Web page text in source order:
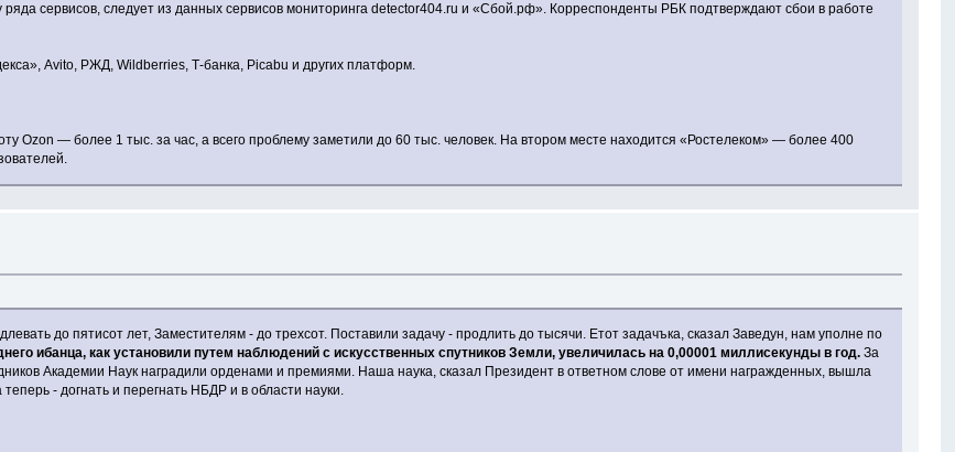
сервисов, следует из данных сервисов мониторинга detector404.ru и «Сбой.рф». Корреспонденты РБК подтверждают сбои в работе
Avito, РЖД, Wildberries, Т-банка, Picabu и других платформ.
Ozon — более 1 тыс. за час, а всего проблему заметили до 60 тыс. человек. На втором месте находится «Ростелеком» — более 400
до пятисот лет, Заместителям - до трехсот. Поставили задачу - продлить до тысячи. Етот задачъка, сказал Заведун, нам уполне по
ибанца, как установили путем наблюдений с искусственных спутников Земли, увеличилась на 0,00001 миллисекунды в год. За
Академии Наук наградили орденами и премиями. Наша наука, сказал Президент в ответном слове от имени награжденных, вышла
- догнать и перегнать НБДР и в области науки.